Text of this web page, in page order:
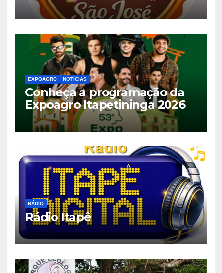
EXPOAGRO NOTÍCIAS
Conheça a programação da
Expoagro Itapetininga 2026
RÁDIO
Rádio Itapê